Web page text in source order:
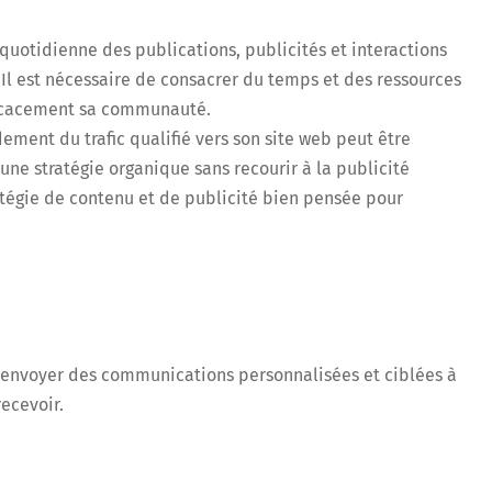
des publications, publicités et interactions
est nécessaire de consacrer du temps et des ressources
sa communauté.
du trafic qualifié vers son site web peut être
stratégie organique sans recourir à la publicité
de contenu et de publicité bien pensée pour
des communications personnalisées et ciblées à